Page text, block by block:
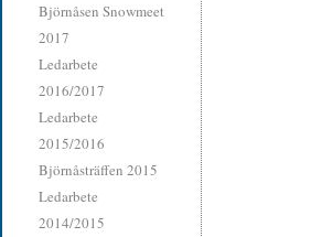
Björnåsen Snowmeet
2017
Ledarbete
2016/2017
Ledarbete
2015/2016
Björnåsträffen 2015
Ledarbete
2014/2015